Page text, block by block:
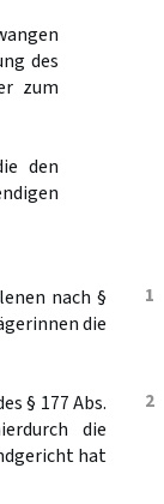
des
zum
den
1
nach §
die
2
§ 177 Abs.
die
hat